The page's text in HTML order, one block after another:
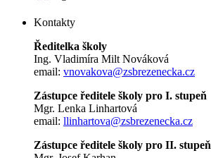
Kontakty
Ředitelka školy
Ing. Vladimíra Milt Nováková
email: vnovakova@zsbrezenecka.cz
Zástupce ředitele školy pro I. stupeň
Mgr. Lenka Linhartová
email: llinhartova@zsbrezenecka.cz
Zástupce ředitele školy pro II. stupeň